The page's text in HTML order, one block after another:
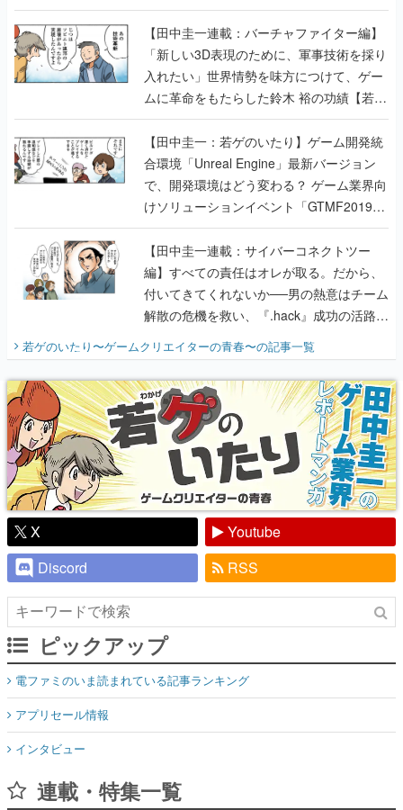
【若ゲのいたり最終回】
【田中圭一連載：バーチャファイター編】
「新しい3D表現のために、軍事技術を採り
入れたい」世界情勢を味方につけて、ゲー
ムに革命をもたらした鈴木 裕の功績【若ゲ
のいたり】
【田中圭一：若ゲのいたり】ゲーム開発統
合環境「Unreal Engine」最新バージョン
で、開発環境はどう変わる？ ゲーム業界向
けソリューションイベント「GTMF2019」
に行って、より理解を深めよう【PR】
【田中圭一連載：サイバーコネクトツー
編】すべての責任はオレが取る。だから、
付いてきてくれないか──男の熱意はチーム
解散の危機を救い、『.hack』成功の活路を
開く。業界の快男児・松山 洋に流れる血は
『少年ジャンプ』色だった【若ゲのいた
り】
若ゲのいたり〜ゲームクリエイターの青春〜の記事一覧
X
Youtube
Discord
RSS
ピックアップ
電ファミのいま読まれている記事ランキング
アプリセール情報
インタビュー
連載・特集一覧